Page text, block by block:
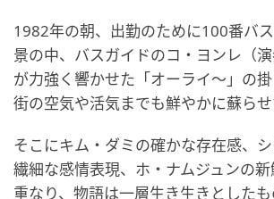
1982年の朝、出勤のために100番バ
景の中、バスガイドのコ・ヨンレ（演
が力強く響かせた「オーライ～」の
街の空気や活気までも鮮やかに蘇らせ
そこにキム・ダミの確かな存在感、
繊細な感情表現、ホ・ナムジュンの
重なり、物語は一層生き生きとしたも